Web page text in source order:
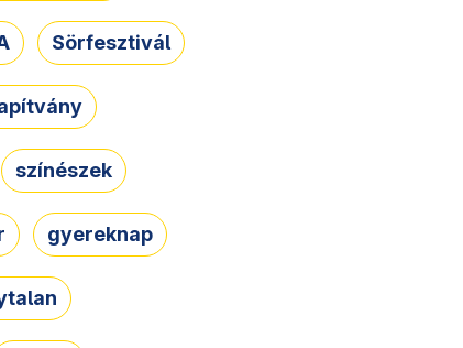
Sörfesztivál
színészek
gyereknap